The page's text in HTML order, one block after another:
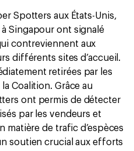
Spotters aux États-Unis,
Singapour ont signalé
contreviennent aux
différents sites d’accueil.
retirées par les
Coalition. Grâce au
ont permis de détecter
par les vendeurs et
matière de trafic d’espèces
soutien crucial aux efforts